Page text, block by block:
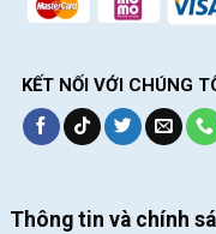
KẾT NỐI VỚI CHÚNG
Thông tin và chính